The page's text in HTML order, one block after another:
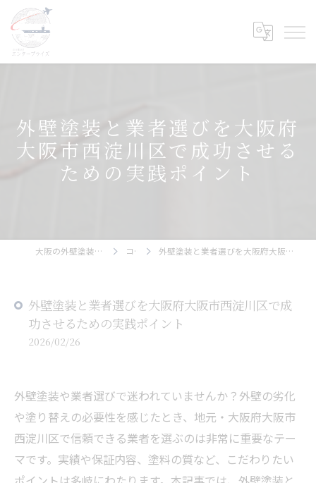
外壁塗装と業者選びを大阪府
大阪市西淀川区で成功させる
ための実践ポイント
大阪の外壁塗装ならエンタープライズ コラム 外壁塗装と業者選びを大阪府大阪市西淀川区で成功させるための実践ポイント
外壁塗装と業者選びを大阪府大阪市西淀川区で成
功させるための実践ポイント
2026/02/26
外壁塗装や業者選びで迷われていませんか？外壁の劣化
や塗り替えの必要性を感じたとき、地元・大阪府大阪市
西淀川区で信頼できる業者を選ぶのは非常に重要なテー
マです。実績や保証内容、塗料の質など、こだわりたい